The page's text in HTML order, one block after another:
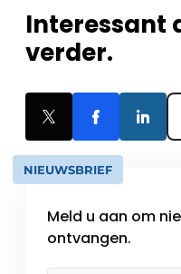
Interessant
verder.
NIEUWSBRIEF
Meld u aan om
ontvangen.